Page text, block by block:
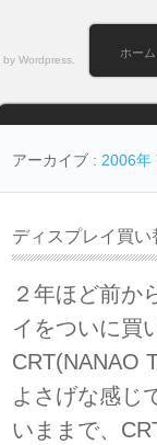
Wordpress.
ホーム
アーカイブ : 2006年
ディスプレイ買い
２年ほど前か
イをついに買
CRT(NANAO
よさげな感じ
いままで、